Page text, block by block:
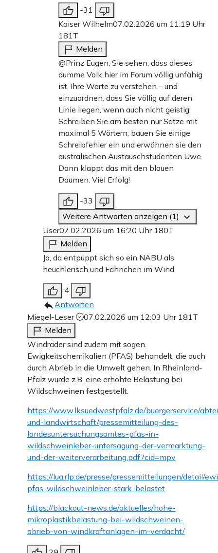
-31
Kaiser Wilhelm07.02.2026 um 11:19 Uhr
181T
Melden
@Prinz Eugen, Sie sehen, dass dieses
dumme Volk hier im Forum völlig unfähig
ist, Ihre Worte zu verstehen – und
einzuordnen, dass Sie völlig auf deren
Linie liegen, wenn auch nicht geistig.
Schreiben Sie am besten nur Sätze mit
maximal 5 Wörtern, bauen Sie einige
Schreibfehler ein und erwähnen sie den
australischen Austauschstudenten Uwe.
Dann klappt das mit den blauen
Daumen. Viel Erfolg!
-33
Weitere Antworten anzeigen (1)
User07.02.2026 um 16:20 Uhr 180T
Melden
Ja, da entpuppt sich so ein NABU als
heuchlerisch und Fähnchen im Wind.
4
Antworten
Miegel-Leser
07.02.2026 um 12:03 Uhr 181T
Melden
Windräder sind zudem mit sogen.
Ewigkeitschemikalien (PFAS) behandelt, die auch
durch Abrieb in die Umwelt gehen. In Rheinland-
Pfalz wurde z.B. eine erhöhte Belastung bei
Wildschweinen festgestellt.
https://www.lksuedwestpfalz.de/buergerservice/
und-landwirtschaft/pressemitteilung-des-
landesuntersuchungsamtes-pfas-in-
wildschweinleber-untersagung-der-vermarktung-
und-der-weiterverarbeitung.pdf?cid=mpv
https://lua.rlp.de/presse/pressemitteilungen/detail/
pfas-wildschweinleber-stark-belastet
https://blackout-news.de/aktuelles/hohe-
mikroplastikbelastung-bei-wildschweinen-
abrieb-von-windkraftanlagen-im-verdacht/